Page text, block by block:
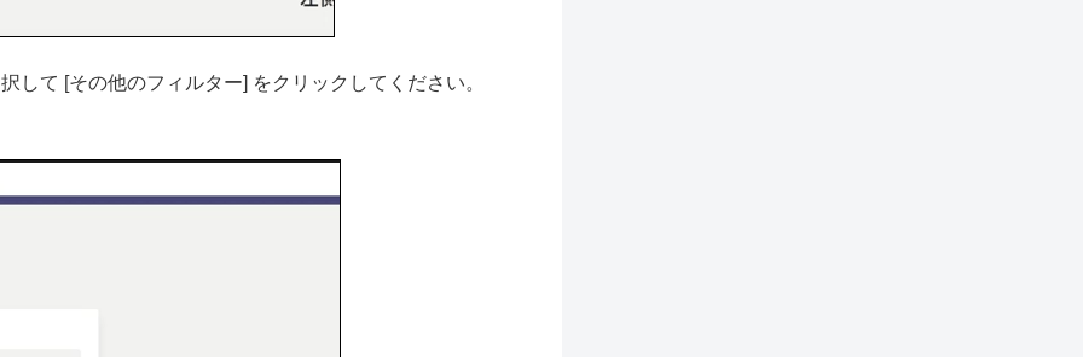
して [その他のフィルター] をクリックしてください。